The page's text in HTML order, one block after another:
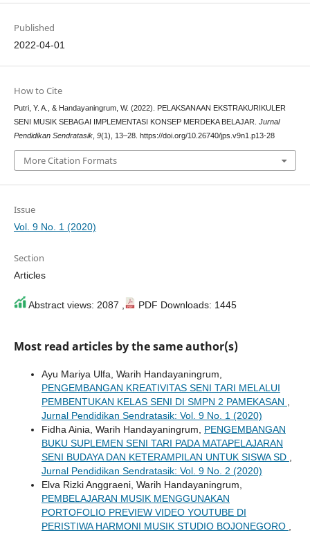
Published
2022-04-01
How to Cite
Putri, Y. A., & Handayaningrum, W. (2022). PELAKSANAAN EKSTRAKURIKULER
SENI MUSIK SEBAGAI IMPLEMENTASI KONSEP MERDEKA BELAJAR. Jurnal
Pendidikan Sendratasik, 9(1), 13–28. https://doi.org/10.26740/jps.v9n1.p13-28
More Citation Formats
Issue
Vol. 9 No. 1 (2020)
Section
Articles
Abstract views: 2087 , PDF Downloads: 1445
Most read articles by the same author(s)
Ayu Mariya Ulfa, Warih Handayaningrum,
PENGEMBANGAN KREATIVITAS SENI TARI MELALUI
PEMBENTUKAN KELAS SENI DI SMPN 2 PAMEKASAN
Jurnal Pendidikan Sendratasik: Vol. 9 No. 1 (2020)
Fidha Ainia, Warih Handayaningrum, PENGEMBANGAN
BUKU SUPLEMEN SENI TARI PADA MATAPELAJARAN
SENI BUDAYA DAN KETERAMPILAN UNTUK SISWA SD
Jurnal Pendidikan Sendratasik: Vol. 9 No. 2 (2020)
Elva Rizki Anggraeni, Warih Handayaningrum,
PEMBELAJARAN MUSIK MENGGUNAKAN
PORTOFOLIO PREVIEW VIDEO YOUTUBE DI
PERISTIWA HARMONI MUSIK STUDIO BOJONEGORO